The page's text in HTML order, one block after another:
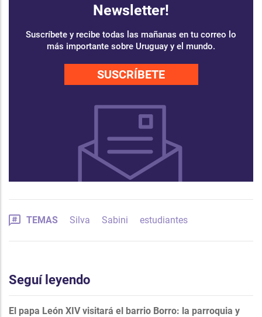
Newsletter!
Suscríbete y recibe todas las mañanas en tu correo lo
más importante sobre Uruguay y el mundo.
SUSCRÍBETE
TEMAS Silva Sabini estudiantes
Seguí leyendo
El papa León XIV visitará el barrio Borro: la parroquia y